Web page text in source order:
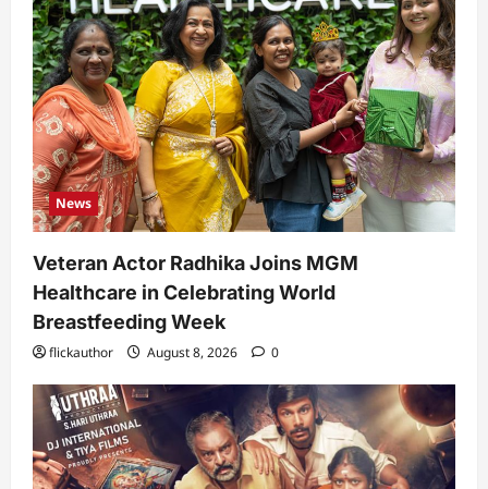
News
Veteran Actor Radhika Joins MGM
Healthcare in Celebrating World
Breastfeeding Week
flickauthor August 8, 2026 0